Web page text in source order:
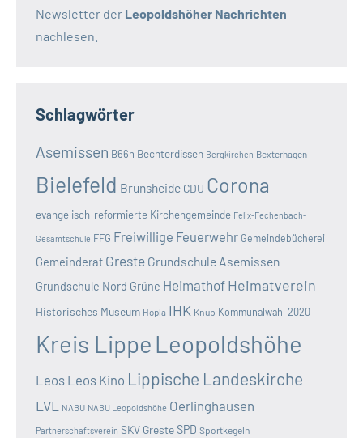
Newsletter der Leopoldshöher Nachrichten
nachlesen.
Schlagwörter
Asemissen B66n Bechterdissen Bergkirchen Bexterhagen
Bielefeld Brunsheide CDU Corona
evangelisch-reformierte Kirchengemeinde Felix-Fechenbach-
Gesamtschule FFG Freiwillige Feuerwehr Gemeindebücherei
Gemeinderat Greste Grundschule Asemissen
Grundschule Nord Grüne Heimathof Heimatverein
Historisches Museum Hopla IHK Knup Kommunalwahl 2020
Kreis Lippe Leopoldshöhe
Leos Leos Kino Lippische Landeskirche
LVL NABU NABU Leopoldshöhe Oerlinghausen
Partnerschaftsverein SKV GresteSPD Sportkegeln